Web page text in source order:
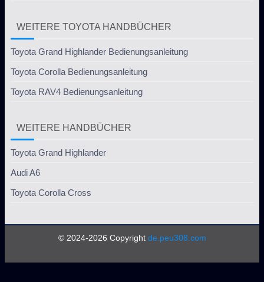
WEITERE TOYOTA HANDBÜCHER
Toyota Grand Highlander Bedienungsanleitung
Toyota Corolla Bedienungsanleitung
Toyota RAV4 Bedienungsanleitung
WEITERE HANDBÜCHER
Toyota Grand Highlander
Audi A6
Toyota Corolla Cross
© 2024-2026 Copyright de.peu308.com